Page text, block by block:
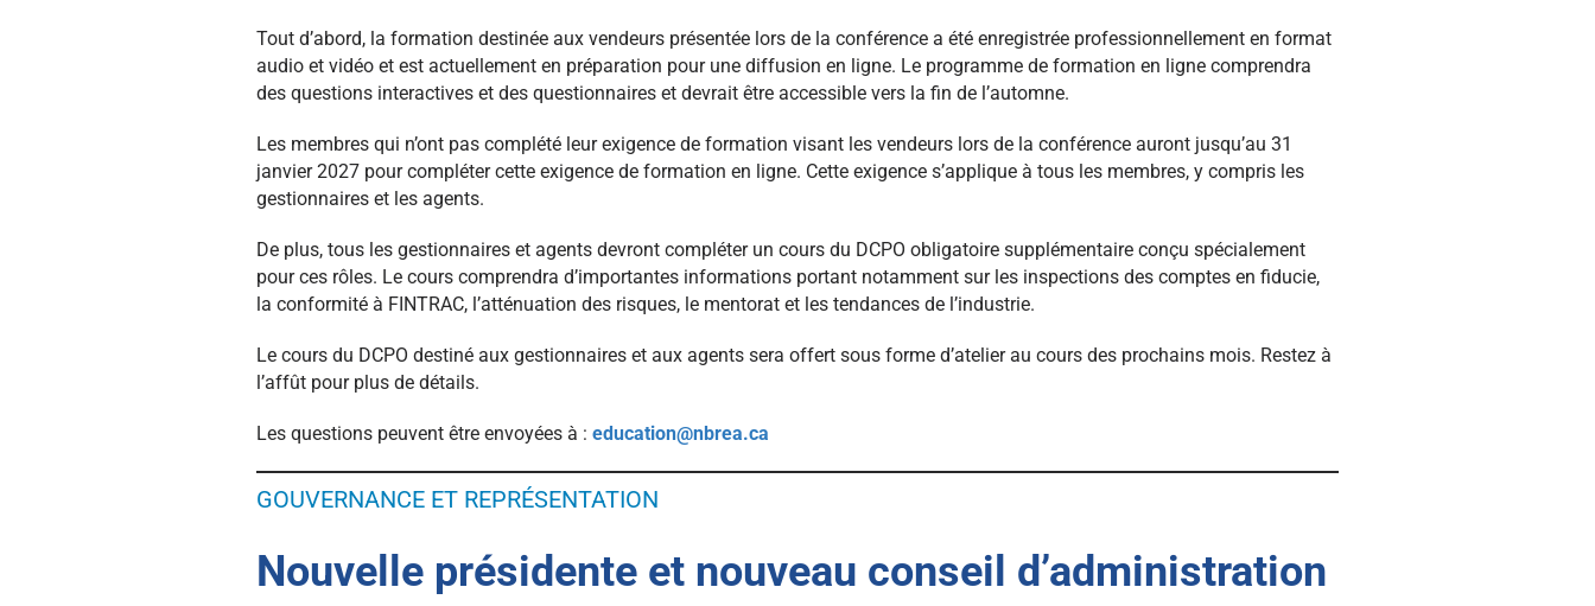
Tout d’abord, la formation destinée aux vendeurs présentée lors de la conférence a été enregistrée professionnellement en format
audio et vidéo et est actuellement en préparation pour une diffusion en ligne. Le programme de formation en ligne comprendra
des questions interactives et des questionnaires et devrait être accessible vers la fin de l’automne.
Les membres qui n’ont pas complété leur exigence de formation visant les vendeurs lors de la conférence auront jusqu’au 31
janvier 2027 pour compléter cette exigence de formation en ligne. Cette exigence s’applique à tous les membres, y compris les
gestionnaires et les agents.
De plus, tous les gestionnaires et agents devront compléter un cours du DCPO obligatoire supplémentaire conçu spécialement
pour ces rôles. Le cours comprendra d’importantes informations portant notamment sur les inspections des comptes en fiducie,
la conformité à FINTRAC, l’atténuation des risques, le mentorat et les tendances de l’industrie.
Le cours du DCPO destiné aux gestionnaires et aux agents sera offert sous forme d’atelier au cours des prochains mois. Restez à
l’affût pour plus de détails.
Les questions peuvent être envoyées à : education@nbrea.ca
GOUVERNANCE ET REPRÉSENTATION
Nouvelle présidente et nouveau conseil d’administration